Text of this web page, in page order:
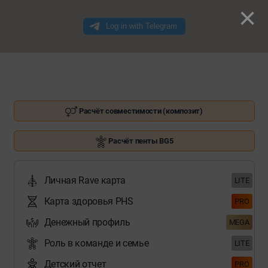
Расчёт совместимости (композит)
Расчёт пенты BG5
Личная Rave карта LITE
Карта здоровья PHS PRO
Денежный профиль MEGA
Роль в команде и семье LITE
Детский отчет PRO
×